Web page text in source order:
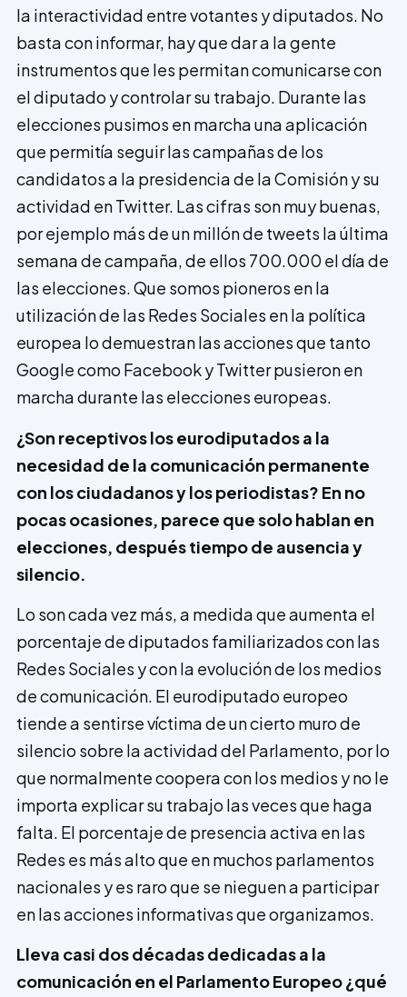
la interactividad entre votantes y diputados. No
basta con informar, hay que dar a la gente
instrumentos que les permitan comunicarse con
el diputado y controlar su trabajo. Durante las
eleccio­nes pusimos en marcha una aplicación
que permitía seguir las campañas de los
candidatos a la presidencia de la Comisión y su
actividad en Twitter. Las cifras son muy buenas,
por ejemplo más de un millón de tweets la última
semana de campaña, de ellos 700.000 el día de
las elecciones. Que somos pioneros en la
utilización de las Redes Sociales en la política
europea lo demuestran las acciones que tanto
Google como Facebook y Twitter pusieron en
marcha durante las elecciones europeas.
¿Son receptivos los eurodiputados a la
necesidad de la comunicación permanente
con los ciudadanos y los periodistas? En no
pocas ocasiones, parece que solo hablan en
elecciones, después tiempo de ausencia y
silencio.
Lo son cada vez más, a medida que aumenta el
porcentaje de diputados fami­liarizados con las
Redes Sociales y con la evolución de los medios
de comunicación. El eurodiputado europeo
tiende a sentirse víctima de un cierto muro de
silencio sobre la actividad del Parlamento, por lo
que normalmente coopera con los medios y no le
importa explicar su trabajo las veces que haga
falta. El porcentaje de presencia activa en las
Redes es más alto que en muchos parlamentos
nacionales y es raro que se nieguen a participar
en las acciones informativas que organizamos.
Lleva casi dos décadas dedicadas a la
comunicación en el Parlamento Europeo ¿qué